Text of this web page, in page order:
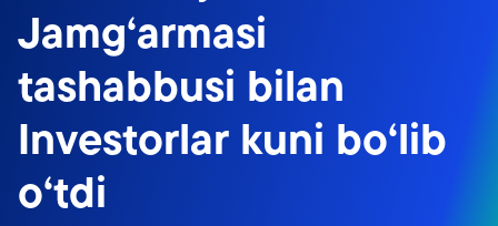
Jamg‘armasi
tashabbusi bilan
Investorlar kuni bo‘lib
o‘tdi